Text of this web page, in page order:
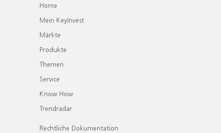
Home
Mein KeyInvest
Märkte
Produkte
Themen
Service
Know How
Trendradar
Rechtliche Dokumentation